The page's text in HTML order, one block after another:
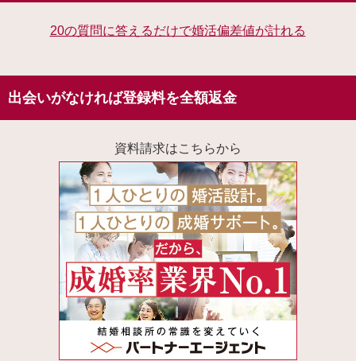
20の質問に答えるだけで婚活偏差値が計れる
出会いがなければ登録料を全額返金
資料請求はこちらから